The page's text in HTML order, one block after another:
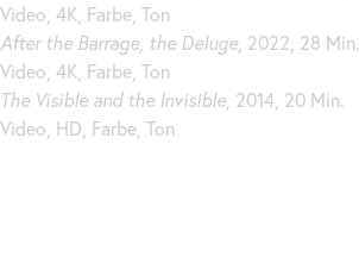
Video, 4K, Farbe, Ton
After theBarrage, theDeluge, 2022, 28 Min.
Video, 4K, Farbe, Ton
TheVisible and theInvisible, 2014, 20 Min.
Video, HD, Farbe, Ton